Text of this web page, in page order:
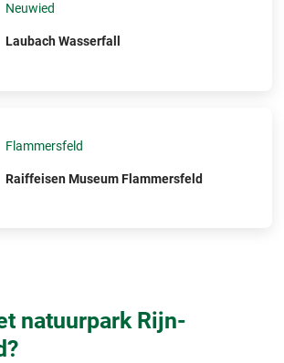
Neuwied
Laubach Wasserfall
Flammersfeld
Raiffeisen Museum Flammersfeld
natuurpark Rijn-